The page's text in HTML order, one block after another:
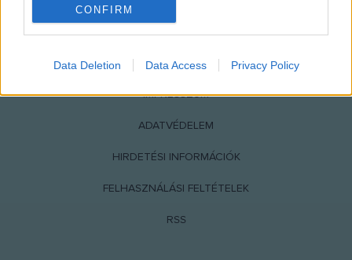
related to advertising like cookies on web or
device identifiers in apps.
I want to allow my user data to be sent to
Google for online advertising purposes.
personalized advertising.
I want to allow Google to enable storage
device identifiers in apps.
I want to allow Google to enable storage
CONFIRM
Data Deletion Data Access Privacy Policy
IMPRESSZUM
ADATVÉDELEM
HIRDETÉSI INFORMÁCIÓK
FELHASZNÁLÁSI FELTÉTELEK
RSS